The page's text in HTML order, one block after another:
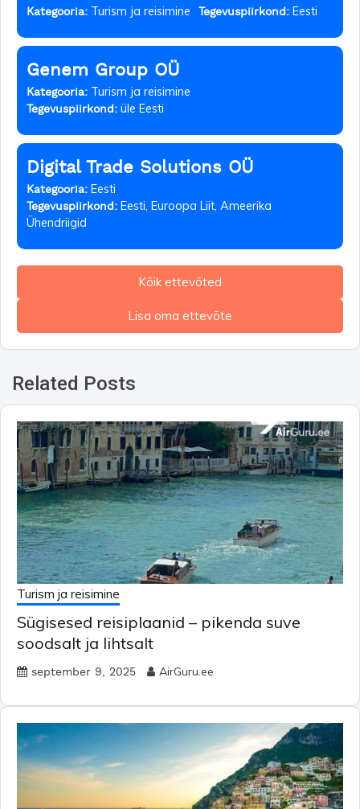
Kategooria: Turism ja reisimine Tegevuspiirkond: Eesti
Genem Group OÜ
Kategooria: Turism ja reisimine
Tegevuspiirkond: üle Eesti
Digital Trade Solutions OÜ
Kategooria: Eesti
Tegevuspiirkond: Eesti, Euroopa Liit, Ameerika
Ühendriigid
Kõik ettevõted
Lisa oma ettevõte
Related Posts
Turism ja reisimine
Sügisesed reisiplaanid – pikenda suve
soodsalt ja lihtsalt
september 9, 2025 AirGuru.ee